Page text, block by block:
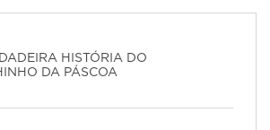
HISTÓRIA DO
DA PÁSCOA